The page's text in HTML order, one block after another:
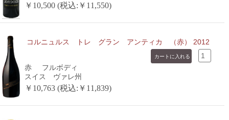
￥10,500 (税込:￥11,550)
コルニュルス トレ グラン アンティカ （赤） 2012
赤
フルボディ
スイス ヴァレ州
￥10,763 (税込:￥11,839)